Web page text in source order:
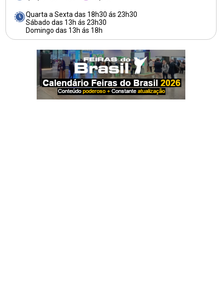
Quarta a Sexta das 18h30 ás 23h30
Sábado das 13h ás 23h30
Domingo das 13h ás 18h